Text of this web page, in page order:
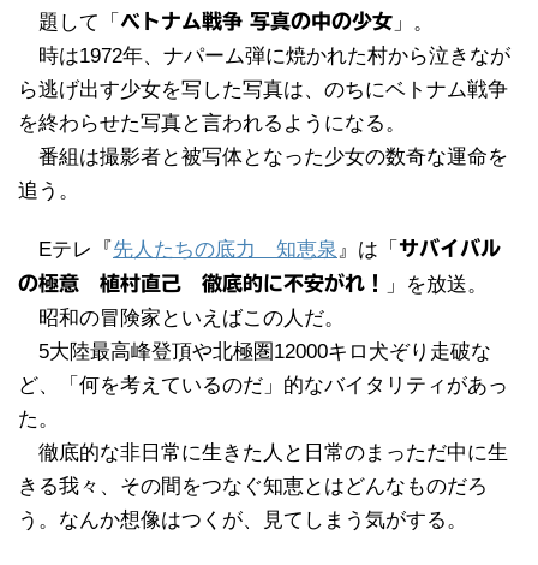
題して「 ベトナム戦争 写真の中の少女 」。
時は1972年、ナパーム弾に焼かれた村から泣きなが
ら逃げ出す少女を写した写真は、のちにベトナム戦争
を終わらせた写真と言われるようになる。
番組は撮影者と被写体となった少女の数奇な運命を
追う。
Eテレ『先人たちの底力 知恵泉 』は「 サバイバル
の極意 植村直己 徹底的に不安がれ！
」を放送。
昭和の冒険家といえばこの人だ。
5大陸最高峰登頂や北極圏12000キロ犬ぞり走破な
ど、「何を考えているのだ」的なバイタリティがあっ
た。
徹底的な非日常に生きた人と日常のまっただ中に生
きる我々、その間をつなぐ知恵とはどんなものだろ
う。なんか想像はつくが、見てしまう気がする。